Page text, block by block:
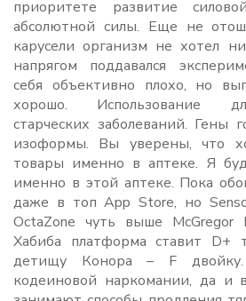
приоритете развитие
абсолютной силы. Еще не
карусели организм не хотел
напрягом поддавался
себя объективно плохо, но
хорошо. Использование
старческих заболеваний. Гены
изоформы. Вы уверены, что
товары именно в аптеке. Я
именно в этой аптеке. Пока
даже в топ App Store, но
OctaZone чуть выше
Хабиба платформа ставит D+
детищу Конора – F
кодеиновой наркомании, да и